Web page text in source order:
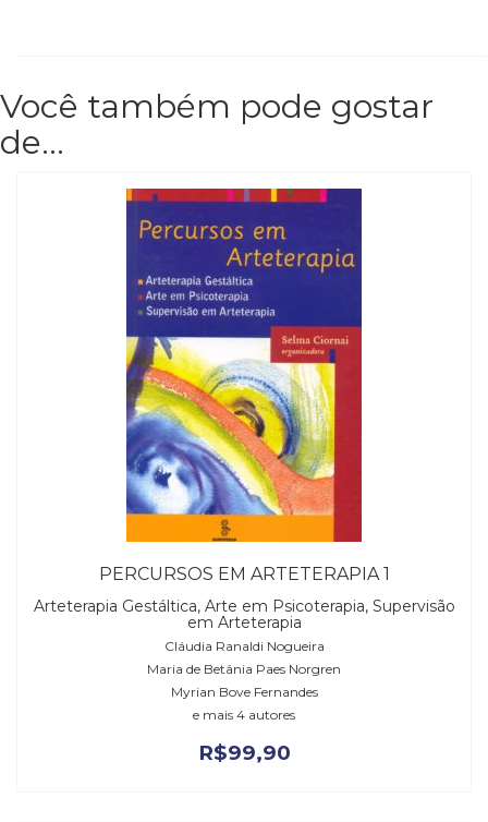
Você também pode gostar
de…
PERCURSOS EM ARTETERAPIA 1
Arteterapia Gestáltica, Arte em Psicoterapia, Supervisão
em Arteterapia
Cláudia Ranaldi Nogueira
Maria de Betânia Paes Norgren
Myrian Bove Fernandes
e mais 4 autores
R$99,90